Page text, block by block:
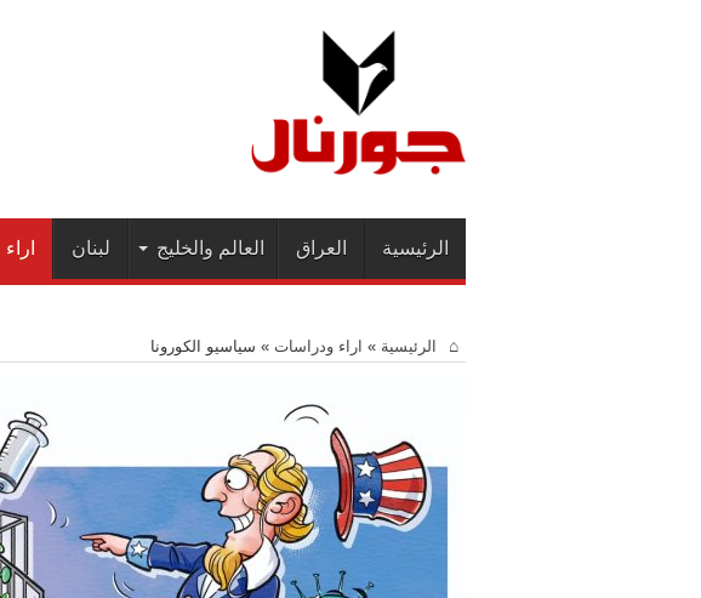
الرئيسية العراق العالم والخليج لبنان
الرئيسية » اراء ودراسات » سياسيو الكورونا